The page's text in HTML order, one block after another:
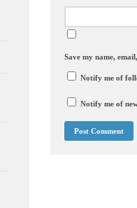
Save my name,
Notify me of
Notify me of